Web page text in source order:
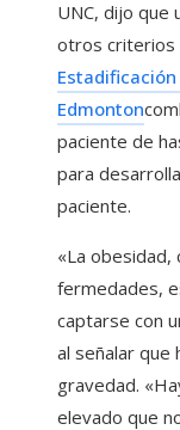
UNC, dijo que
otros criterios
Edmonton
paciente de
para
paciente.
«La obesidad,
fermedades,
captarse con
al señalar que
gravedad.
elevado que